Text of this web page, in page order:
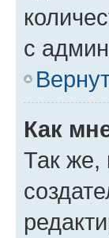
с
Как
Так же,